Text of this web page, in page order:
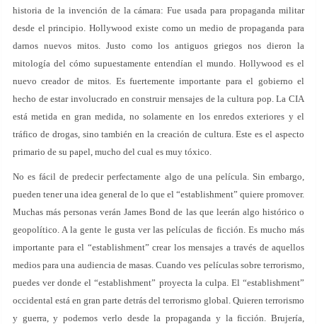
historia de la invención de la cámara: Fue usada para propaganda militar
desde el principio. Hollywood existe como un medio de propaganda para
darnos nuevos mitos. Justo como los antiguos griegos nos dieron la
mitología del cómo supuestamente entendían el mundo. Hollywood es el
nuevo creador de mitos. Es fuertemente importante para el gobierno el
hecho de estar involucrado en construir mensajes de la cultura pop. La CIA
está metida en gran medida, no solamente en los enredos exteriores y el
tráfico de drogas, sino también en la creación de cultura. Este es el aspecto
primario de su papel, mucho del cual es muy tóxico.
No es fácil de predecir perfectamente algo de una película. Sin embargo,
pueden tener una idea general de lo que el “establishment” quiere promover.
Muchas más personas verán James Bond de las que leerán algo histórico o
geopolítico. A la gente le gusta ver las películas de ficción. Es mucho más
importante para el “establishment” crear los mensajes a través de aquellos
medios para una audiencia de masas. Cuando ves películas sobre terrorismo,
puedes ver donde el “establishment” proyecta la culpa. El “establishment”
occidental está en gran parte detrás del terrorismo global. Quieren terrorismo
y guerra, y podemos verlo desde la propaganda y la ficción. Brujería,